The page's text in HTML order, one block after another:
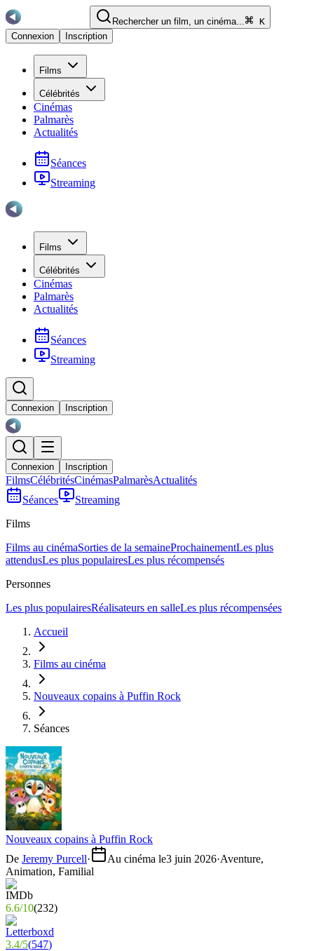
Rechercher un film, un cinéma...
K
Connexion
Inscription
Films
Célébrités
Cinémas
Palmarès
Actualités
Séances
Streaming
Films
Célébrités
Cinémas
Palmarès
Actualités
Séances
Streaming
Connexion Inscription
Connexion Inscription
FilmsCélébritésCinémasPalmarèsActualités
Séances
Streaming
Films
Films au cinémaSorties de la semaineProchainementLes plus
attendusLes plus populairesLes plus récompensés
Personnes
Les plus populairesRéalisateurs en salleLes plus récompensées
Accueil
Films au cinéma
Nouveaux copains à Puffin Rock
Séances
Nouveaux copains à Puffin Rock
De Jeremy Purcell· Au cinéma le3 juin 2026·Aventure,
Animation, Familial
6.6/10(232)
3.4/5(547)